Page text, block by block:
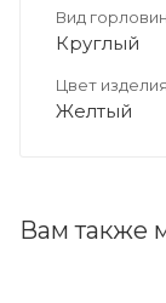
Вид
Круглый
Цвет изделия
Желтый
Вам также